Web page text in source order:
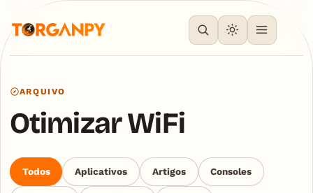
ARQUIVO
Otimizar WiFi
Todos Aplicativos Artigos Consoles